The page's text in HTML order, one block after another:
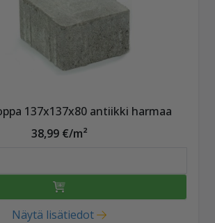
137x137x80 antiikki harmaa
38,99 €/m²
Näytä lisätiedot